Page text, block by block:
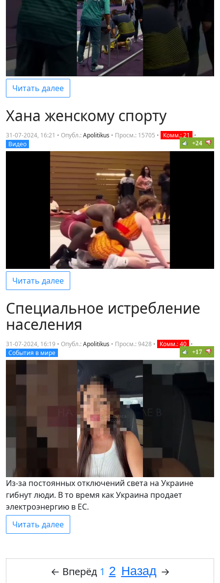
Читать далее
Хана женскому спорту
31-07-2024, 16:21 • Опубл.:Apolitikus • Просм.: 15705 • Комм.: 21
•
Видео
+24
Читать далее
Специальное истребление
населения
31-07-2024, 16:19 • Опубл.:Apolitikus • Просм.: 9428 • Комм.: 40 •
События в мире
+17
Из-за постоянных отключений света на Украине
гибнут люди. В то время как Украина продает
электроэнергию в ЕС.
Читать далее
← Вперёд 1 2 Назад →